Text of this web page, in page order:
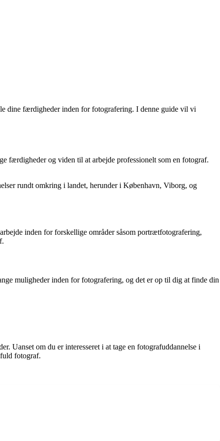
dine færdigheder inden for fotografering. I denne guide vil vi
færdigheder og viden til at arbejde professionelt som en fotograf.
rundt omkring i landet, herunder i København, Viborg, og
inden for forskellige områder såsom portrætfotografering,
muligheder inden for fotografering, og det er op til dig at finde din
Uanset om du er interesseret i at tage en fotografuddannelse i
fotograf.